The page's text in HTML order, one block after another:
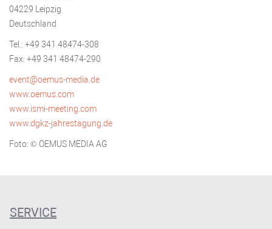
04229 Leipzig
Deutschland
Tel.: +49 341 48474-308
Fax: +49 341 48474-290
event@oemus-media.de
www.oemus.com
www.ismi-meeting.com
www.dgkz-jahrestagung.de
Foto: © OEMUS MEDIA AG
SERVICE